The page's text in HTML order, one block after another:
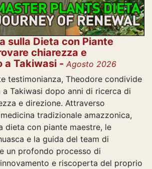
sulla Dieta con Piante
chiarezza e
a Takiwasi - Agosto 2026
testimonianza, Theodore condivide
a Takiwasi dopo anni di ricerca di
e direzione. Attraverso
tradizionale amazzonica,
dieta con piante maestre, le
e la guida del team di
un profondo processo di
e riscoperta del proprio